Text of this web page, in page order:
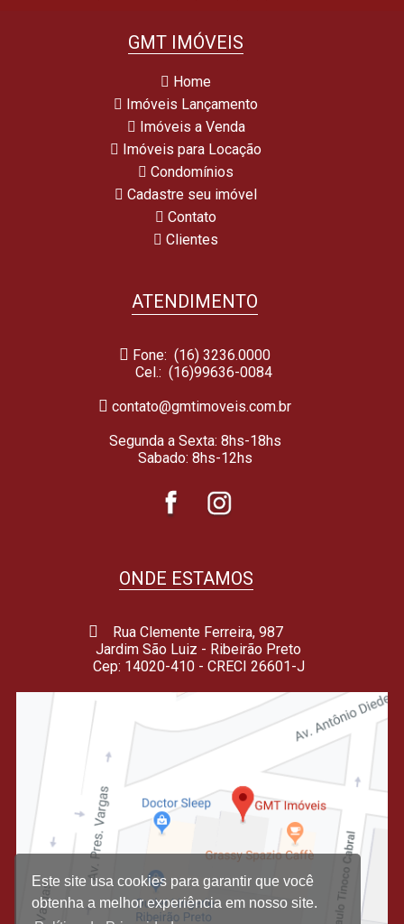
Este site usa cookies para garantir que você
obtenha a melhor experiência em nosso site.
GMT IMÓVEIS
Home
Imóveis Lançamento
Imóveis a Venda
Imóveis para Locação
Condomínios
Cadastre seu imóvel
Contato
Clientes
ATENDIMENTO
Fone: (16) 3236.0000
Cel.:(16)99636-0084
contato@gmtimoveis.com.br
Segunda a Sexta: 8hs-18hs
Sabado: 8hs-12hs
ONDE ESTAMOS
Rua Clemente Ferreira, 987
Jardim São Luiz - Ribeirão Preto
Cep: 14020-410 - CRECI 26601-J